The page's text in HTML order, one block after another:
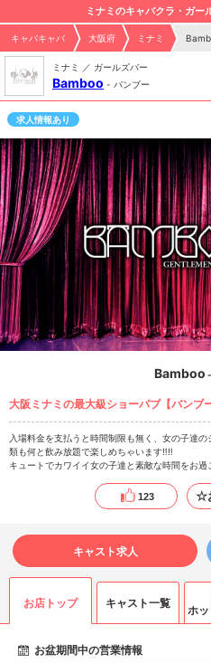
ミナミのキャバクラ・ガー
キャバキャバ 大阪府 ミナミ
ミナミ ／ ガールズバー
Bamboo - バンブー
求人情報あり
Bamboo
大阪ミナミの最大級ショーパブ【バンブー
入場料金を支払うと時間制限も無く、女の子達
類も何と飲み放題で楽しめちゃいます‼‼
キュートでカワイイ女の子達と素敵な時間をお
123 ☆
キャスト求人
お店トップ キャスト一覧
ホ
お盆期間中の営業情報